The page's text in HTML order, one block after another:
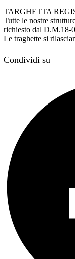
TARGHETTA
Tutte le nostre
richiesto dal D.M.18-
Le traghette si
Condividi su